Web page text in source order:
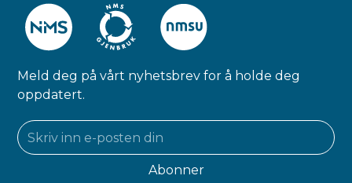
Meld deg på vårt nyhetsbrev for å holde deg
oppdatert.